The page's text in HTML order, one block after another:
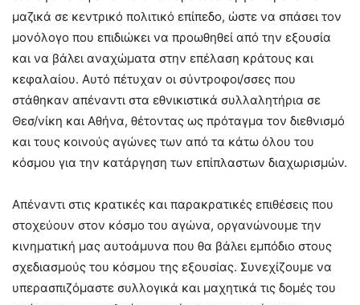
μαζικά σε κεντρικό πολιτικό επίπεδο, ώστε να σπάσει τον
μονόλογο που επιδιώκει να προωθηθεί από την εξουσία
και να βάλει αναχώματα στην επέλαση κράτους και
κεφαλαίου. Αυτό πέτυχαν οι σύντροφοι/σσες που
στάθηκαν απέναντι στα εθνικιστικά συλλαλητήρια σε
Θεσ/νίκη και Αθήνα, θέτοντας ως πρόταγμα τον διεθνισμό
και τους κοινούς αγώνες των από τα κάτω όλου του
κόσμου για την κατάργηση των επίπλαστων διαχωρισμών.
Απέναντι στις κρατικές και παρακρατικές επιθέσεις που
στοχεύουν στον κόσμο του αγώνα, οργανώνουμε την
κινηματική μας αυτοάμυνα που θα βάλει εμπόδιο στους
σχεδιασμούς του κόσμου της εξουσίας. Συνεχίζουμε να
υπερασπιζόμαστε συλλογικά και μαχητικά τις δομές του